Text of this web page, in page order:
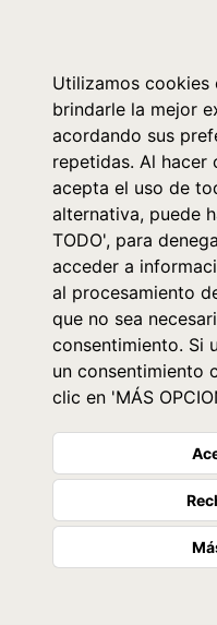
Utilizamos cookies
brindarle la mejor
acordando sus
repetidas. Al hacer
acepta el uso de
alternativa, puede
TODO', para
acceder a
al procesamiento
que no sea
consentimiento. Si
un consentimiento
clic en 'MÁS